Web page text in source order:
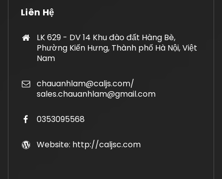
Liên Hệ
LK 629 - DV 14 Khu đào đất Hàng Bè,
Phường Kiến Hưng, Thành phố Hà Nội, Việt
Nam
chauanhlam@caljs.com/
sales.chauanhlam@gmail.com
0353095568
Website: http://caljsc.com